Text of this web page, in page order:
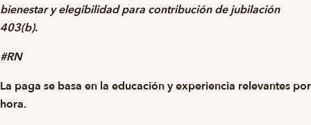
bienestar y elegibilidad para contribución de jubilación
403(b).
#RN
La paga se basa en la educación y experiencia relevantes por
hora.